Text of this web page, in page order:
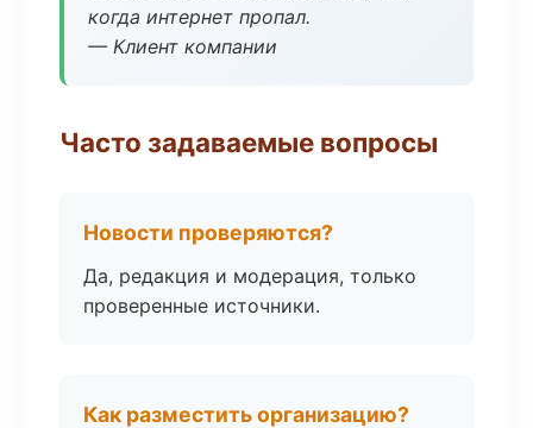
когда интернет пропал.
— Клиент компании
Часто задаваемые вопросы
Новости проверяются?
Да, редакция и модерация, только
проверенные источники.
Как разместить организацию?